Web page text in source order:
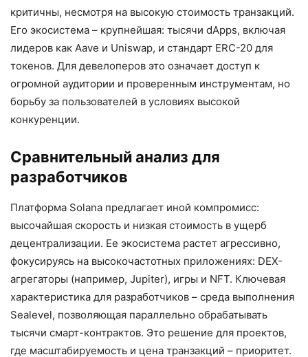
критичны, несмотря на высокую стоимость транзакций.
Его экосистема – крупнейшая: тысячи dApps, включая
лидеров как Aave и Uniswap, и стандарт ERC-20 для
токенов. Для девелоперов это означает доступ к
огромной аудитории и проверенным инструментам, но
борьбу за пользователей в условиях высокой
конкуренции.
Сравнительный анализ для
разработчиков
Платформа Solana предлагает иной компромисс:
высочайшая скорость и низкая стоимость в ущерб
децентрализации. Ее экосистема растет агрессивно,
фокусируясь на высокочастотных приложениях: DEX-
агрегаторы (например, Jupiter), игры и NFT. Ключевая
характеристика для разработчиков – среда выполнения
Sealevel, позволяющая параллельно обрабатывать
тысячи смарт-контрактов. Это решение для проектов,
где масштабируемость и цена транзакций – приоритет.